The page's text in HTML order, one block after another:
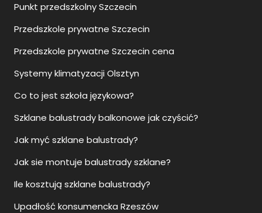
Punkt przedszkolny Szczecin
Przedszkole prywatne Szczecin
Przedszkole prywatne Szczecin cena
Systemy klimatyzacji Olsztyn
Co to jest szkoła językowa?
Szklane balustrady balkonowe jak czyścić?
Jak myć szklane balustrady?
Jak sie montuje balustrady szklane?
Ile kosztują szklane balustrady?
Upadłość konsumencka Rzeszów